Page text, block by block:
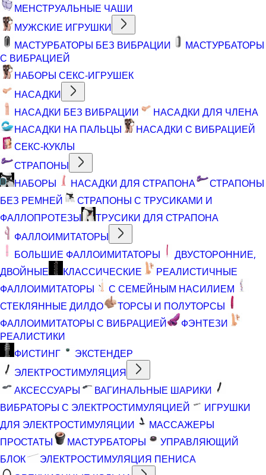
МЕНСТРУАЛЬНЫЕ ЧАШИ
МУЖСКИЕ ИГРУШКИ
МАСТУРБАТОРЫ БЕЗ ВИБРАЦИИ
МАСТУРБАТОРЫ
С ВИБРАЦИЕЙ
НАБОРЫ СЕКС-ИГРУШЕК
НАСАДКИ
НАСАДКИ БЕЗ ВИБРАЦИИ
НАСАДКИ ДЛЯ ЧЛЕНА
НАСАДКИ НА ПАЛЬЦЫ
НАСАДКИ С ВИБРАЦИЕЙ
СЕКС-КУКЛЫ
СТРАПОНЫ
НАБОРЫ
НАСАДКИ ДЛЯ СТРАПОНА
СТРАПОНЫ
БЕЗ РЕМНЕЙ
СТРАПОНЫ С ТРУСИКАМИ И
ФАЛЛОПРОТЕЗЫ
ТРУСИКИ ДЛЯ СТРАПОНА
ФАЛЛОИМИТАТОРЫ
БОЛЬШИЕ ФАЛЛОИМИТАТОРЫ
ДВУСТОРОННИЕ,
ДВОЙНЫЕ
КЛАССИЧЕСКИЕ
РЕАЛИСТИЧНЫЕ
ФАЛЛОИМИТАТОРЫ
С СЕМЕЙНЫМ НАСИЛИЕМ
СТЕКЛЯННЫЕ ДИЛДО
ТОРСЫ И ПОЛУТОРСЫ
ФАЛЛОИМИТАТОРЫ С ВИБРАЦИЕЙ
ФЭНТЕЗИ
РЕАЛИСТИКИ
ФИСТИНГ
ЭКСТЕНДЕР
ЭЛЕКТРОСТИМУЛЯЦИЯ
АКСЕССУАРЫ
ВАГИНАЛЬНЫЕ ШАРИКИ
ВИБРАТОРЫ С ЭЛЕКТРОСТИМУЛЯЦИЕЙ
ИГРУШКИ
ДЛЯ ЭЛЕКТРОСТИМУЛЯЦИИ
МАССАЖЕРЫ
ПРОСТАТЫ
МАСТУРБАТОРЫ
УПРАВЛЯЮЩИЙ
БЛОК
ЭЛЕКТРОСТИМУЛЯЦИЯ ПЕНИСА